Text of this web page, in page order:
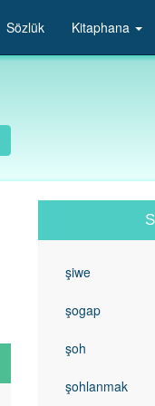
Sözlük Kitaphana
şiwe
şogap
şoh
şohlanmak